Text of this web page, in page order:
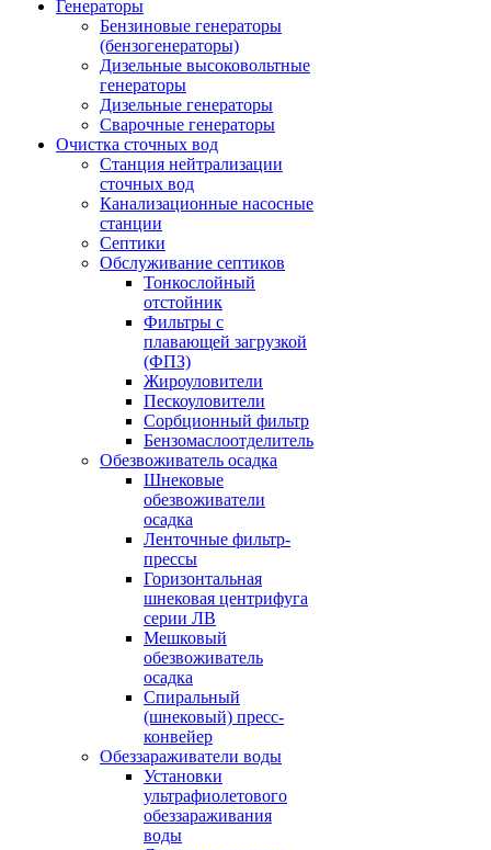
Генераторы
Бензиновые генераторы
(бензогенераторы)
Дизельные высоковольтные
генераторы
Дизельные генераторы
Сварочные генераторы
Очистка сточных вод
Станция нейтрализации
сточных вод
Канализационные насосные
станции
Септики
Обслуживание септиков
Тонкослойный
отстойник
Фильтры с
плавающей загрузкой
(ФПЗ)
Жироуловители
Пескоуловители
Сорбционный фильтр
Бензомаслоотделитель
Обезвоживатель осадка
Шнековые
обезвоживатели
осадка
Ленточные фильтр-
прессы
Горизонтальная
шнековая центрифуга
серии ЛВ
Мешковый
обезвоживатель
осадка
Спиральный
(шнековый) пресс-
конвейер
Обеззараживатели воды
Установки
ультрафиолетового
обеззараживания
воды